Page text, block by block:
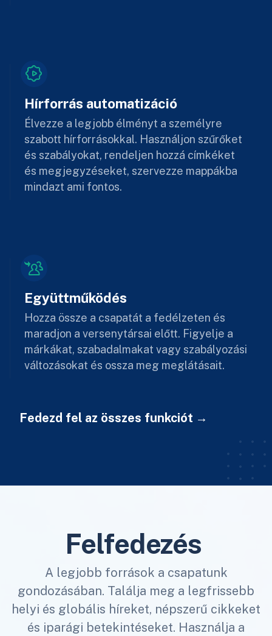
Hírforrás automatizáció
Élvezze a legjobb élményt a személyre
szabott hírforrásokkal. Használjon szűrőket
és szabályokat, rendeljen hozzá címkéket
és megjegyzéseket, szervezze mappákba
mindazt ami fontos.
Együttműködés
Hozza össze a csapatát a fedélzeten és
maradjon a versenytársai előtt. Figyelje a
márkákat, szabadalmakat vagy szabályozási
változásokat és ossza meg meglátásait.
Fedezd fel az összes funkciót
Felfedezés
A legjobb források a csapatunk
gondozásában. Találja meg a legfrissebb
helyi és globális híreket, népszerű cikkeket
és iparági betekintéseket. Használja a